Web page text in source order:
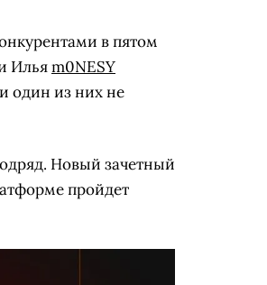
в пятом
Ильяm0NESY
один из них не
Новый зачетный
пройдет